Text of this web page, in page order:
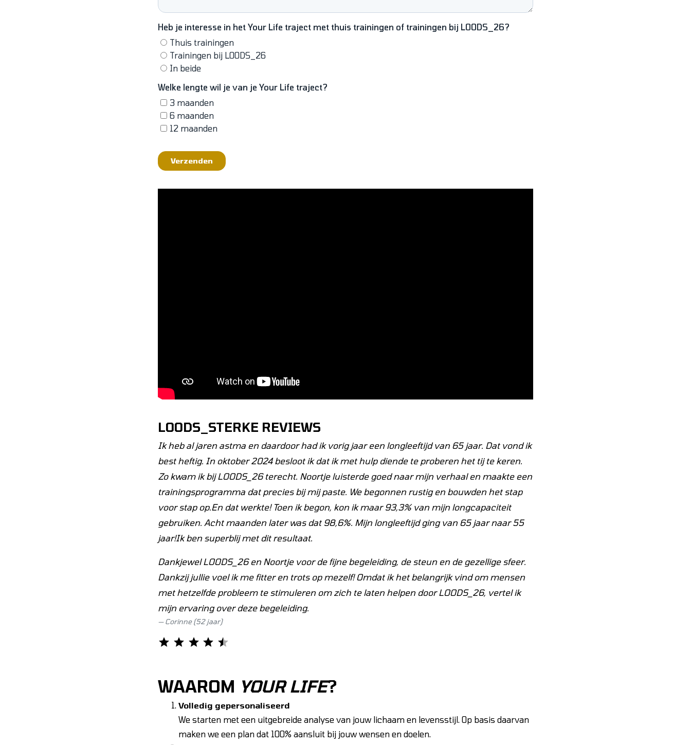
LOODS_STERKE REVIEWS
Ik heb al jaren astma en daardoor had ik vorig jaar een longleeftijd van 65 jaar. Dat vond ik
best heftig. In oktober 2024 besloot ik dat ik met hulp diende te proberen het tij te keren.
Zo kwam ik bijLOODS_26terecht. Noortjeluisterde goed naar mijn verhaal en maakte een
trainingsprogramma dat precies bij mij paste. We begonnen rustig en bouwden het stap
voor stap op.En dat werkte! Toen ik begon, kon ik maar 93,3%van mijn longcapaciteit
gebruiken. Acht maanden later was dat 98,6%. Mijn longleeftijd ging van 65 jaar naar 55
jaar!Ik ben superblij met dit resultaat.
DankjewelLOODS_26en Noortjevoor de fijne begeleiding, de steun en de gezellige sfeer.
Dankzij jullie voel ik me fitter en trots op mezelf! Omdat ik het belangrijk vind om mensen
met hetzelfde probleem te stimuleren om zich te laten helpen door LOODS_26, vertel ik
mijn ervaring over deze begeleiding.
Corinne (52 jaar)
⭐ ⭐
WAAROM YOUR LIFE?
Volledig gepersonaliseerd
We starten met een uitgebreide analyse van jouw lichaam en levensstijl. Op basis daarvan
maken we een plan dat 100% aansluit bij jouw wensen en doelen.